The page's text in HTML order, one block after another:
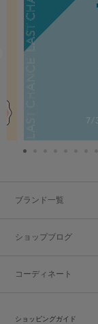
ブランド一覧
ショップブログ
コーディネート
ショッピングガイド